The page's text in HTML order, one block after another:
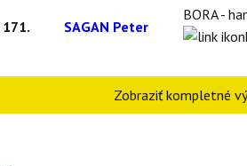
171. SAGAN Peter
BORA -
Zobraziť kompletné